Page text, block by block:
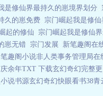
是修仙界最持久的崽境界划分
久的崽免费 宗门崛起我是修
起的修仙 宗门崛起我是修仙
崽无错 宗门发展 新笔趣阁在
趣阁小说非人类事务管理局在
庆余年TXT 下载玄幻奇幻完整
说书源玄幻奇幻快眼看书38青